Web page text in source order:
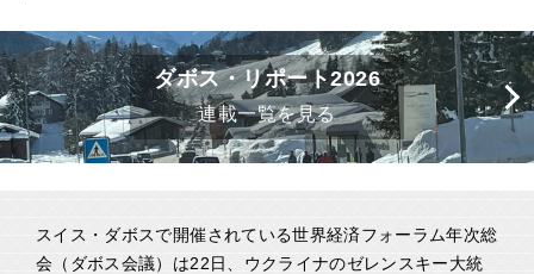
ダボス・リポート2026
連載一覧を見る
スイス・ダボスで開催されている世界経済フォーラム年次総
会（ダボス会議）は22日、ウクライナのゼレンスキー大統